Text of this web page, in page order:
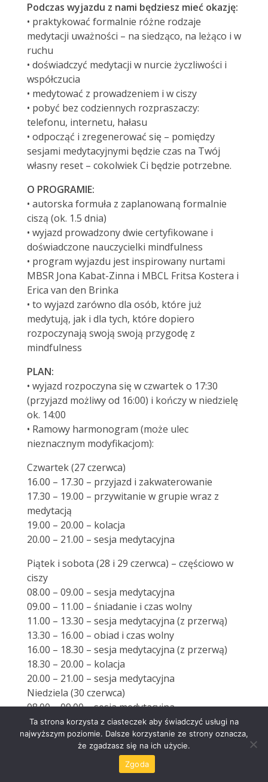
Podczas wyjazdu z nami będziesz mieć okazję:
• praktykować formalnie różne rodzaje
medytacji uważności – na siedząco, na leżąco i w
ruchu
• doświadczyć medytacji w nurcie życzliwości i
współczucia
• medytować z prowadzeniem i w ciszy
• pobyć bez codziennych rozpraszaczy:
telefonu, internetu, hałasu
• odpocząć i zregenerować się – pomiędzy
sesjami medytacyjnymi będzie czas na Twój
własny reset – cokolwiek Ci będzie potrzebne.
O PROGRAMIE:
• autorska formuła z zaplanowaną formalnie
ciszą (ok. 1.5 dnia)
• wyjazd prowadzony dwie certyfikowane i
doświadczone nauczycielki mindfulness
• program wyjazdu jest inspirowany nurtami
MBSR Jona Kabat-Zinna i MBCL Fritsa Kostera i
Erica van den Brinka
• to wyjazd zarówno dla osób, które już
medytują, jak i dla tych, które dopiero
rozpoczynają swoją swoją przygodę z
mindfulness
PLAN:
• wyjazd rozpoczyna się w czwartek o 17:30
(przyjazd możliwy od 16:00) i kończy w niedzielę
ok. 14:00
• Ramowy harmonogram (może ulec
nieznacznym modyfikacjom):
Czwartek (27 czerwca)
16.00 – 17.30 – przyjazd i zakwaterowanie
17.30 – 19.00 – przywitanie w grupie wraz z
medytacją
19.00 – 20.00 – kolacja
20.00 – 21.00 – sesja medytacyjna
Piątek i sobota (28 i 29 czerwca) – częściowo w
ciszy
08.00 – 09.00 – sesja medytacyjna
09.00 – 11.00 – śniadanie i czas wolny
11.00 – 13.30 – sesja medytacyjna (z przerwą)
13.30 – 16.00 – obiad i czas wolny
16.00 – 18.30 – sesja medytacyjna (z przerwą)
18.30 – 20.00 – kolacja
20.00 – 21.00 – sesja medytacyjna
Niedziela (30 czerwca)
08.00 – 09.00 – sesja medytacyjna
09.00 – 10.30 – śniadanie
10.30 – 13.00 – sesja medytacyjna wraz z
podsumowaniem pobytu (z przerwą)
Ta strona korzysta z ciasteczek aby świadczyć usługi na
najwyższym poziomie. Dalsze korzystanie ze strony oznacza,
że zgadzasz się na ich użycie.
Zgoda